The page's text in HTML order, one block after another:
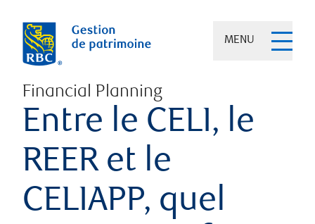
MENU
Financial Planning
Entre le CELI, le
REER et le
CELIAPP, quel